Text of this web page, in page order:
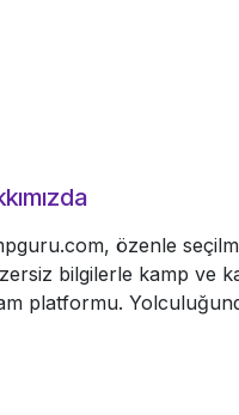
özenle
bilgilerle kamp ve
platformu.